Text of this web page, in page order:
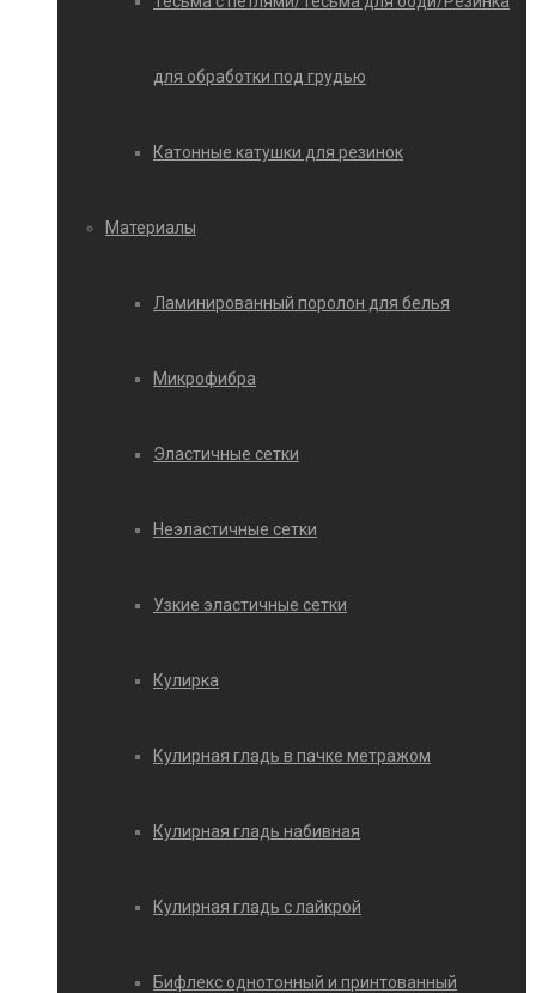
для обработки под грудью
Катонные катушки для резинок
Материалы
Ламинированный поролон для белья
Микрофибра
Эластичные сетки
Неэластичные сетки
Узкие эластичные сетки
Кулирка
Кулирная гладь в пачке метражом
Кулирная гладь набивная
Кулирная гладь с лайкрой
Бифлекс однотонный и принтованный